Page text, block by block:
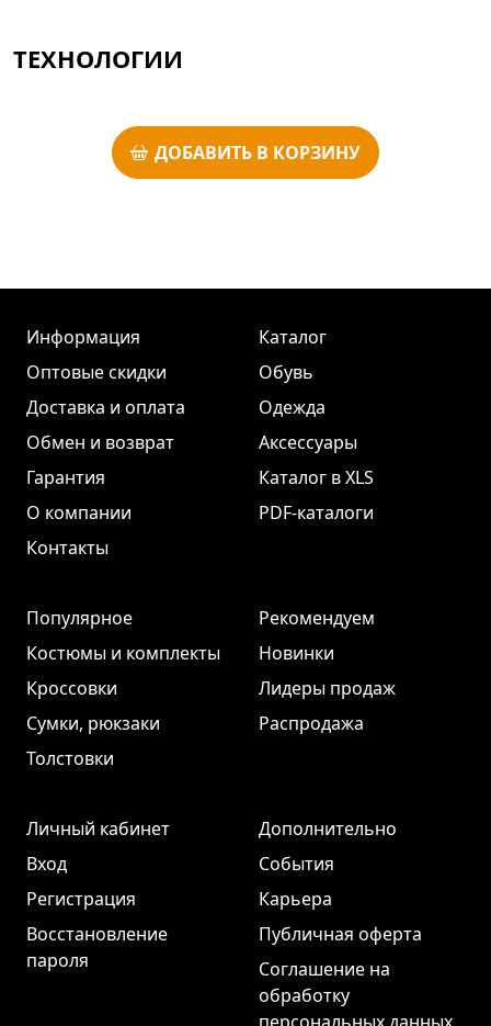
ТЕХНОЛОГИИ
ДОБАВИТЬ В КОРЗИНУ
Информация
Оптовые скидки
Доставка и оплата
Обмен и возврат
Гарантия
О компании
Контакты
Каталог
Обувь
Одежда
Аксессуары
Каталог в XLS
PDF-каталоги
Популярное
Костюмы и комплекты
Кроссовки
Сумки, рюкзаки
Толстовки
Рекомендуем
Новинки
Лидеры продаж
Распродажа
Личный кабинет
Вход
Регистрация
Восстановление
пароля
Дополнительно
События
Карьера
Публичная оферта
Соглашение на
обработку